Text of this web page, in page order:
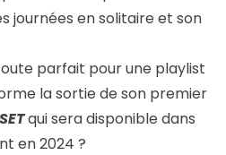
journées en solitaire et son
parfait pour une playlist
la sortie de son premier
qui sera disponible dans
en 2024 ?